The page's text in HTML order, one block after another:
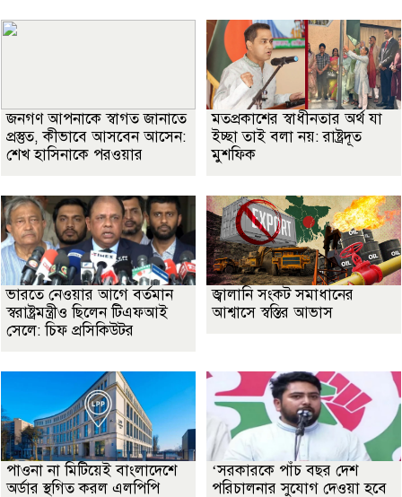
জনগণ আপনাকে স্বাগত জানাতে
প্রস্তুত, কীভাবে আসবেন আসেন:
শেখ হাসিনাকে পরওয়ার
মতপ্রকাশের স্বাধীনতার অর্থ যা
ইচ্ছা তাই বলা নয়: রাষ্ট্রদূত
মুশফিক
ভারতে নেওয়ার আগে বর্তমান
স্বরাষ্ট্রমন্ত্রীও ছিলেন টিএফআই
সেলে: চিফ প্রসিকিউটর
জ্বালানি সংকট সমাধানের
আশ্বাসে স্বস্তির আভাস
পাওনা না মিটিয়েই বাংলাদেশে
অর্ডার স্থগিত করল এলপিপি
‘সরকারকে পাঁচ বছর দেশ
পরিচালনার সুযোগ দেওয়া হবে